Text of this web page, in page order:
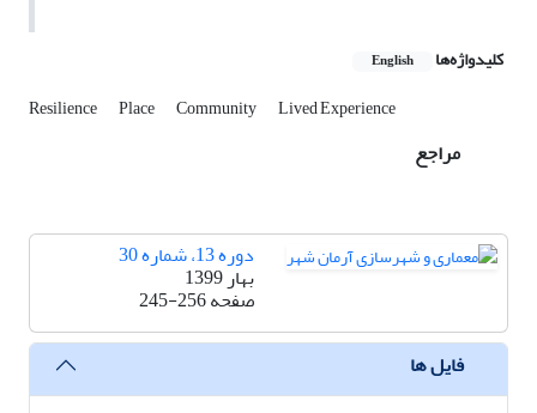
کلیدواژه‌ها English
Resilience Place Community Lived Experience
مراجع
دوره 13، شماره 30
بهار 1399
صفحه245-256
فایل ها